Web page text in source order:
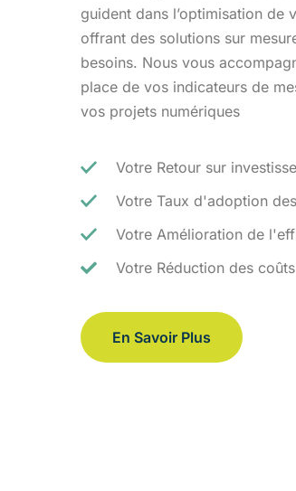
guident dans l’optimisation de
offrant des solutions sur
besoins. Nous vous
place de vos indicateurs de
vos projets numériques
Votre Retour sur
Votre Taux d'adoption
Votre Amélioration de
Votre Réduction des
En Savoir Plus